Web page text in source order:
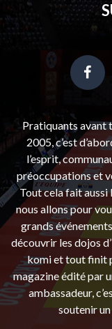
Pratiquants
2005, c’est
l’esprit,
préoccupations et
Tout cela fait aussi
nous allons pour
grands
découvrir les dojos
komi et tout finit
magazine édité par
ambassadeur,
soutenir